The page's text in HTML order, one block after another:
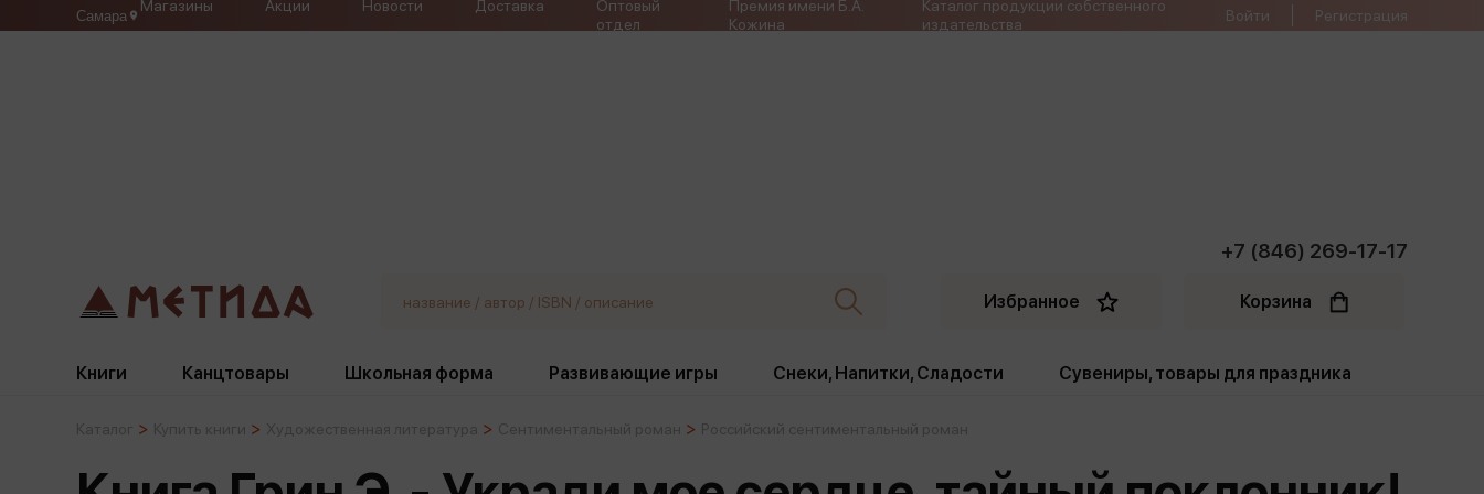
Самара
Магазины Акции Новости Доставка
Оптовый
отдел
Премия имени Б.А.
Кожина
Каталог продукции собственного
издательства
Войти Регистрация
+7 (846) 269-17-17
Избранное Корзина
Книги Канцтовары Школьная форма Развивающие игры Снеки, Напитки, Сладости Сувениры, товары для праздника